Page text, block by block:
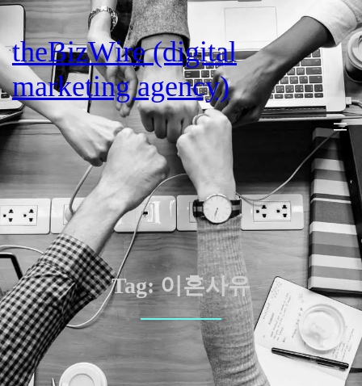
Skip
content
theBizWire (digital
marketing agency)
Tag:이혼사유